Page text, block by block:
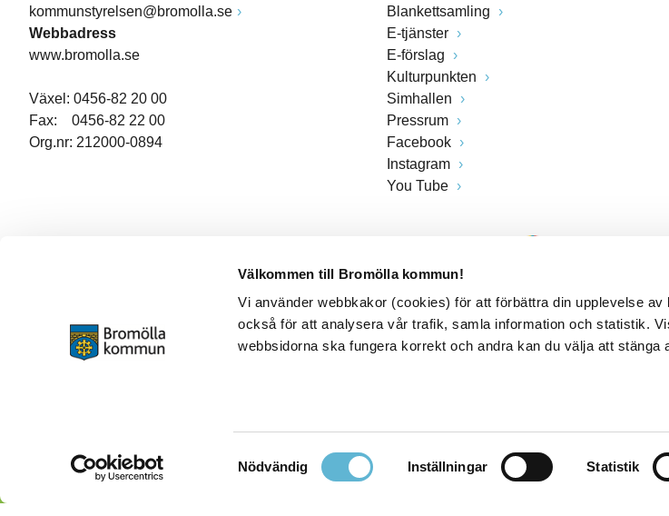
Välkommen till Bromölla kommun!
Vi använder webbkakor (cookies) för att förbättra din upplevelse
också för att analysera vår trafik, samla information och statistik.
webbsidorna ska fungera korrekt och andra kan du välja att stänga
Samtyckesval
Nödvändig Inställningar Statistik
kommunstyrelsen@bromolla.se
Webbadress
www.bromolla.se
Växel: 0456-82 20 00
Fax: 0456-82 22 00
Org.nr: 212000-0894
Blankettsamling
E-tjänster
E-förslag
Kulturpunkten
Simhallen
Pressrum
Facebook
Instagram
You Tube